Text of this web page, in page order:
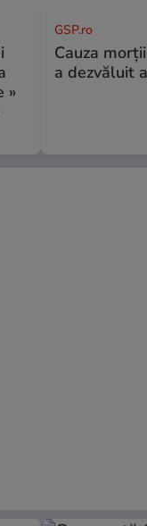
»
GSP.ro
Cauza
a dezvăluit